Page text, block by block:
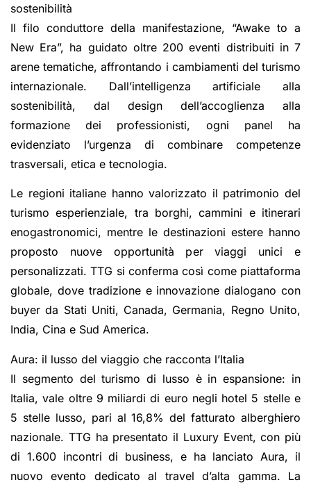
sostenibilità
Il filo conduttore della manifestazione, “Awake to a
New Era”, ha guidato oltre 200 eventi distribuiti in 7
arene tematiche, affrontando i cambiamenti del turismo
internazionale. Dall’intelligenza artificiale alla
sostenibilità, dal design dell’accoglienza alla
formazione dei professionisti, ogni panel ha
evidenziato l’urgenza di combinare competenze
trasversali, etica e tecnologia.
Le regioni italiane hanno valorizzato il patrimonio del
turismo esperienziale, tra borghi, cammini e itinerari
enogastronomici, mentre le destinazioni estere hanno
proposto nuove opportunità per viaggi unici e
personalizzati. TTG si conferma così come piattaforma
globale, dove tradizione e innovazione dialogano con
buyer da Stati Uniti, Canada, Germania, Regno Unito,
India, Cina e Sud America.
Aura: il lusso del viaggio che racconta l’Italia
Il segmento del turismo di lusso è in espansione: in
Italia, vale oltre 9 miliardi di euro negli hotel 5 stelle e
5 stelle lusso, pari al 16,8% del fatturato alberghiero
nazionale. TTG ha presentato il Luxury Event, con più
di 1.600 incontri di business, e ha lanciato Aura, il
nuovo evento dedicato al travel d’alta gamma. La